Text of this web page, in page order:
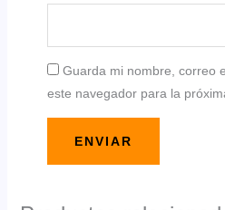
Guarda mi nombre, correo
este navegador para la